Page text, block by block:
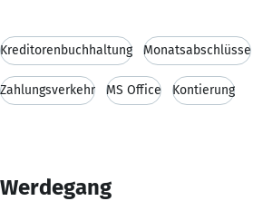
Kreditorenbuchhaltung Monatsabschlüsse
Zahlungsverkehr MS Office Kontierung
Werdegang